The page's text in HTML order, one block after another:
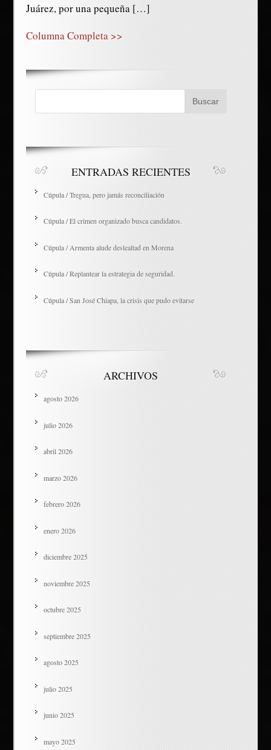
Juárez, por una pequeña […]
Columna Completa >>
ENTRADAS RECIENTES
Cúpula / Tregua, pero jamás reconciliación
Cúpula / El crimen organizado busca candidatos.
Cúpula / Armenta alude deslealtad en Morena
Cúpula / Replantear la estrategia de seguridad.
Cúpula / San José Chiapa, la crisis que pudo evitarse
ARCHIVOS
agosto 2026
julio 2026
abril 2026
marzo 2026
febrero 2026
enero 2026
diciembre 2025
noviembre 2025
octubre 2025
septiembre 2025
agosto 2025
julio 2025
junio 2025
mayo 2025